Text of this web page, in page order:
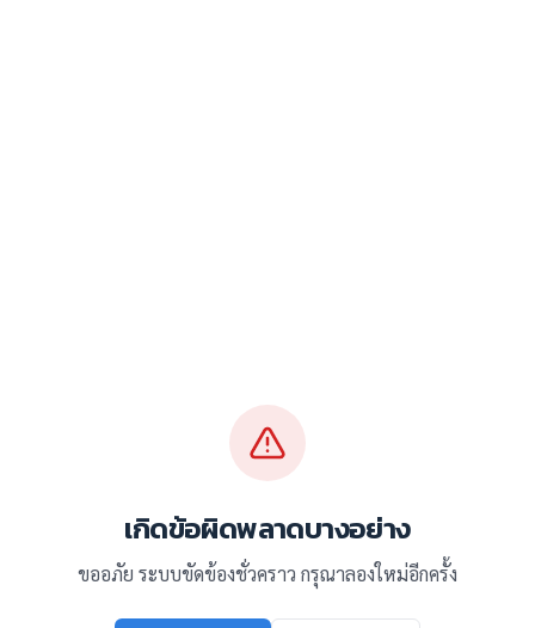
เกิดข้อผิดพลาดบางอย่าง
ขออภัย ระบบขัดข้องชั่วคราว กรุณาลองใหม่อีกครั้ง